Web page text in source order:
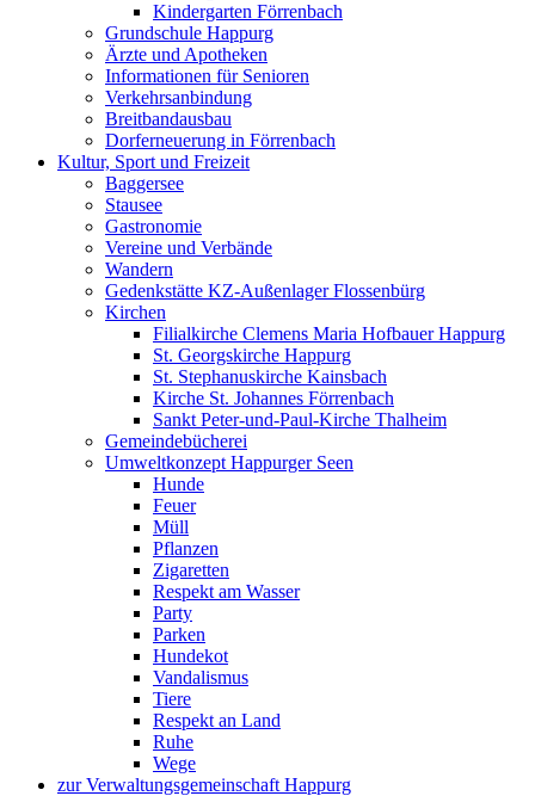
Kindergarten Förrenbach
Grundschule Happurg
Ärzte und Apotheken
Informationen für Senioren
Verkehrsanbindung
Breitbandausbau
Dorferneuerung in Förrenbach
Kultur, Sport und Freizeit
Baggersee
Stausee
Gastronomie
Vereine und Verbände
Wandern
Gedenkstätte KZ-Außenlager Flossenbürg
Kirchen
Filialkirche Clemens Maria Hofbauer Happurg
St. Georgskirche Happurg
St. Stephanuskirche Kainsbach
Kirche St. Johannes Förrenbach
Sankt Peter-und-Paul-Kirche Thalheim
Gemeindebücherei
Umweltkonzept Happurger Seen
Hunde
Feuer
Müll
Pflanzen
Zigaretten
Respekt am Wasser
Party
Parken
Hundekot
Vandalismus
Tiere
Respekt an Land
Ruhe
Wege
zur Verwaltungsgemeinschaft Happurg